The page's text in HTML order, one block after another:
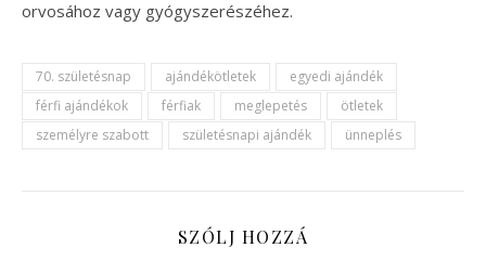
orvosához vagy gyógyszerészéhez.
70. születésnap ajándékötletek
egyedi ajándék
férfi ajándékok
férfiak meglepetés
ötletek
személyre szabott
születésnapi ajándék ünneplés
SZÓLJ HOZZÁ